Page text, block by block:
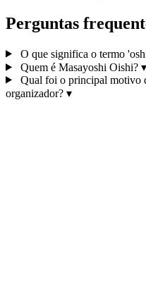
Perguntas
O que significa o termo
Quem é Masayoshi Oishi? ▾
Qual foi o principal motivo
organizador? ▾